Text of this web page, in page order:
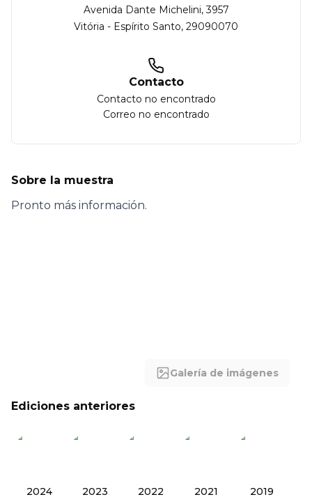
Avenida Dante Michelini, 3957
Vitória - Espírito Santo, 29090070
Contacto
Contacto no encontrado
Correo no encontrado
Sobre la muestra
Pronto más información.
Galería de imágenes
Ediciones anteriores
2024 2023 2022 2021 2019